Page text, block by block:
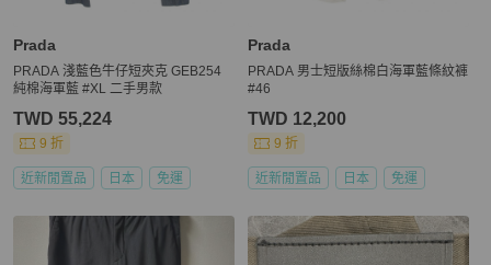
Prada
PRADA 淺藍色牛仔短夾克 GEB254
純棉海軍藍 #XL 二手男款
TWD 55,224
9 折
近新閒置品 日本 免運
Prada
PRADA 男士短版絲棉白海軍藍條紋褲
#46
TWD 12,200
9 折
近新閒置品 日本 免運